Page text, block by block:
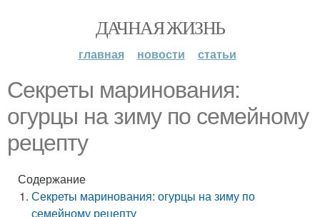
ДАЧНАЯ ЖИЗНЬ
главная новости статьи
Секреты маринования:
огурцы на зиму по семейному
рецепту
Содержание
Секреты маринования: огурцы на зиму по
семейному рецепту